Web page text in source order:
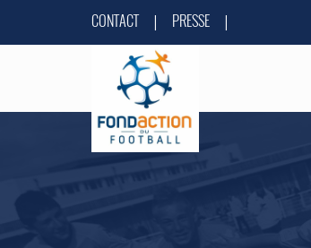
CONTACT | PRESSE |